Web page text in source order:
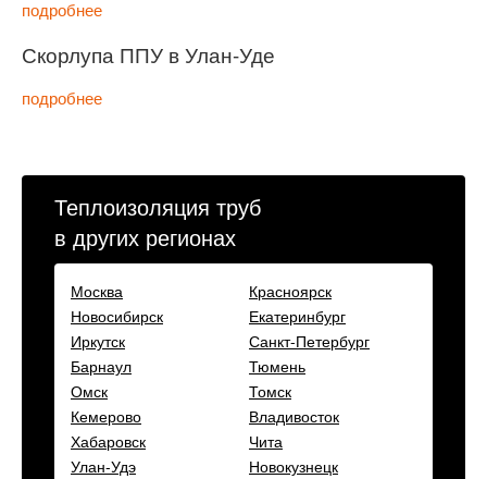
подробнее
Скорлупа ППУ в Улан-Уде
подробнее
Теплоизоляция труб
в других регионах
Москва
Красноярск
Новосибирск
Екатеринбург
Иркутск
Санкт-Петербург
Барнаул
Тюмень
Омск
Томск
Кемерово
Владивосток
Хабаровск
Чита
Улан-Удэ
Новокузнецк